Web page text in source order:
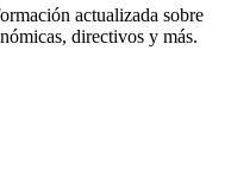
actualizada sobre
directivos y más.